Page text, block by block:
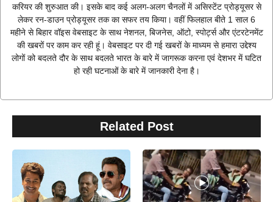
करियर की शुरुआत की। इसके बाद कई अलग-अलग चैनलों में असिस्टेंट प्रोड्यूसर से
लेकर रन-डाउन प्रोड्यूसर तक का सफर तय किया। वहीं फिलहाल बीते 1 साल 6
महीने से बिहार वॉइस वेबसाइट के साथ नेशनल, बिजनेस, ऑटो, स्पोर्ट्स और एंटरटेनमेंट
की खबरों पर काम कर रही हूं। वेबसाइट पर दी गई खबरों के माध्यम से हमारा उद्देश्य
लोगों को बदलते दौर के साथ बदलते भारत के बारे में जागरूक करना एवं देशभर में घटित
हो रही घटनाओं के बारे में जानकारी देना है।
Related Post